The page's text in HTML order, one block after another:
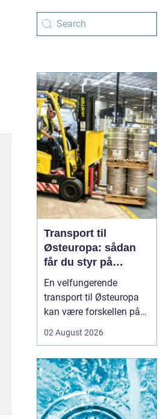
Transport til
Østeuropa: sådan
får du styr på
logistikken
En velfungerende
transport til Østeuropa
kan være forskellen på
dyre forsinkelser. Mange
mod Baltikum, Ukraine
og resten af regionen for
at finde nye kunder og
leverandører. Men v...
02 August 2026